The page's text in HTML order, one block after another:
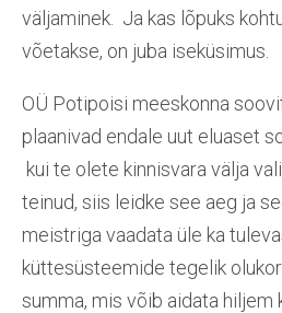
väljaminek. Ja kas lõpuks
võetakse, on juba iseküsimus.
OÜ Potipoisi meeskonna
plaanivad endale uut eluaset
kui te olete kinnisvara välja
teinud, siis leidke see aeg ja
meistriga vaadata üle ka
küttesüsteemide tegelik
summa, mis võib aidata hiljem